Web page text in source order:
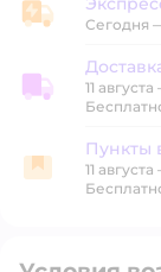
Экспресс-Сегодня
Доставка со
11 августа
Пункты выдачи
Пункты
11 августа